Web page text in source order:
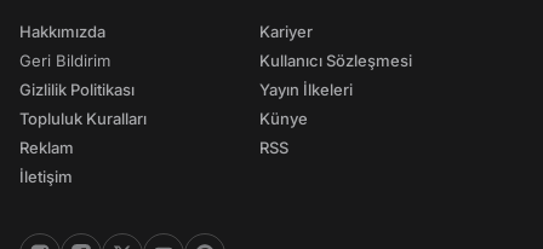
Hakkımızda
Geri Bildirim
Gizlilik Politikası
Topluluk Kuralları
Reklam
İletişim
Kariyer
Kullanıcı Sözleşmesi
Yayın İlkeleri
Künye
RSS